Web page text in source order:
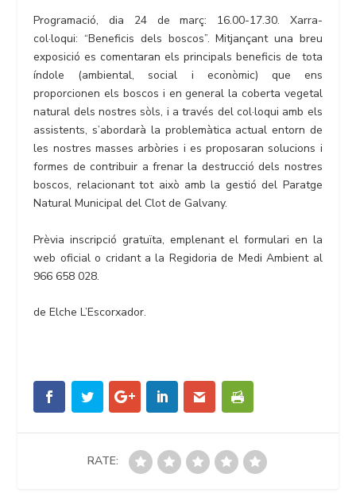
Programació, dia 24 de març: 16.00-17.30. Xarra-
col·loqui: “Beneficis dels boscos”. Mitjançant una breu
exposició es comentaran els principals beneficis de tota
índole (ambiental, social i econòmic) que ens
proporcionen els boscos i en general la coberta vegetal
natural dels nostres sòls, i a través del col·loqui amb els
assistents, s’abordarà la problemàtica actual entorn de
les nostres masses arbòries i es proposaran solucions i
formes de contribuir a frenar la destrucció dels nostres
boscos, relacionant tot això amb la gestió del Paratge
Natural Municipal del Clot de Galvany.
Prèvia inscripció gratuïta, emplenant el formulari en la
web oficial o cridant a la Regidoria de Medi Ambient al
966 658 028.
de Elche L’Escorxador.
RATE: